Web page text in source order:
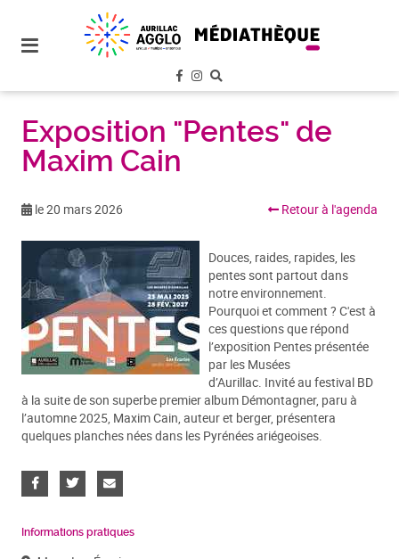
site
aller au
contenu
Exposition "Pentes" de
Maxim Cain
le 20 mars 2026 Retour à l'agenda
Douces, raides, rapides, les
pentes sont partout dans
notre environnement.
Pourquoi et comment ? C'est à
ces questions que répond
l’exposition Pentes présentée
par les Musées
d’Aurillac. Invité au festival BD
à la suite de son superbe premier album Démontagner, paru à
l’automne 2025, Maxim Cain, auteur et berger, présentera
quelques planches nées dans les Pyrénées ariégeoises.
Informations pratiques